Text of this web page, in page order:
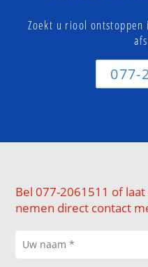
Zoekt u riool
077-
Bel 077-2061511 of
nemen direct contact